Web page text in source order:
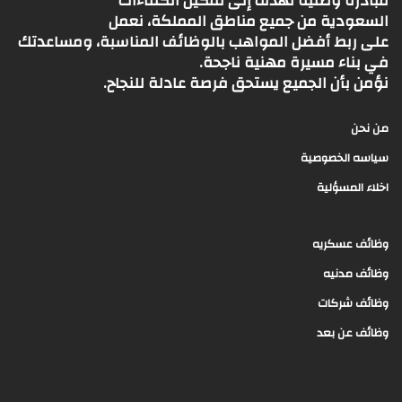
السعودية من جميع مناطق المملكة، نعمل
على ربط أفضل المواهب بالوظائف المناسبة، ومساعدتك
في بناء مسيرة مهنية ناجحة.
نؤمن بأن الجميع يستحق فرصة عادلة للنجاح.
من نحن
سياسه الخصوصية
اخلاء المسؤلية
وظائف عسكريه
وظائف مدنيه
وظائف شركات
وظائف عن بعد